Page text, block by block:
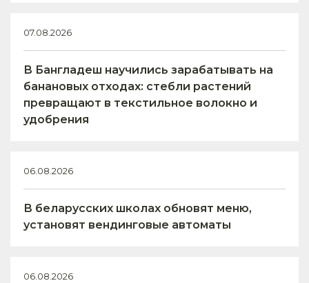
07.08.2026
В Бангладеш научились зарабатывать на
банановых отходах: стебли растений
превращают в текстильное волокно и
удобрения
06.08.2026
В беларусских школах обновят меню,
установят вендинговые автоматы
06.08.2026